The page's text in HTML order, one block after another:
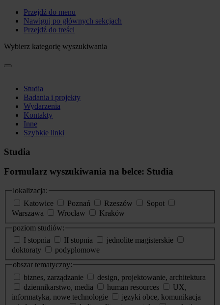
Przejdź do menu
Nawiguj po głównych sekcjach
Przejdź do treści
Wybierz kategorię wyszukiwania
Studia
Badania i projekty
Wydarzenia
Kontakty
Inne
Szybkie linki
Studia
Formularz wyszukiwania na belce: Studia
lokalizacja:
Katowice
Poznań Rzeszów
Sopot
Warszawa
Wrocław
Kraków
poziom studiów:
I stopnia
II stopnia
jednolite magisterskie
doktoraty
podyplomowe
obszar tematyczny:
biznes, zarządzanie
design, projektowanie, architektura
dziennikarstwo, media
human resources
UX,
informatyka, nowe technologie
języki obce, komunikacja